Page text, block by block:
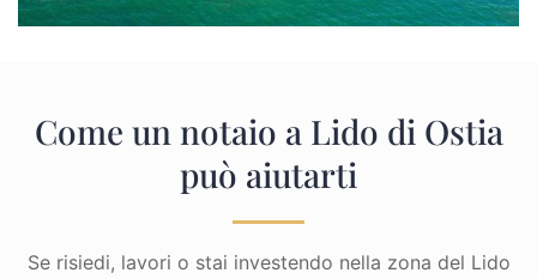
Come un notaio a Lido di Ostia
può aiutarti
Se risiedi, lavori o stai investendo nella zona del Lido